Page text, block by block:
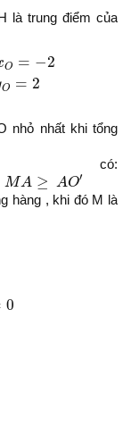
là trung điểm của
O = −2
O = 2
nhỏ nhất khi tổng
MA ≥ AO′
hàng , khi đó M là
0